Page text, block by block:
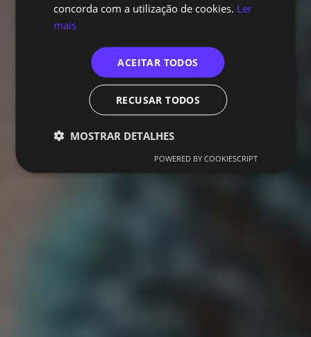
concorda com a utilização de cookies. Ler
mais
ACEITAR TODOS
RECUSAR TODOS
MOSTRAR DETALHES
POWERED BY COOKIESCRIPT